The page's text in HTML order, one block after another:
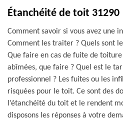
Étanchéité de toit 31290
Comment savoir si vous avez une
Comment les traiter ? Quels sont
Que faire en cas de fuite de toiture
abîmées, que faire ? Quel est le
professionnel ? Les fuites ou les
risquées pour le toit. Ce sont des
l’étanchéité du toit et le rendent
disposons les réponses à votre